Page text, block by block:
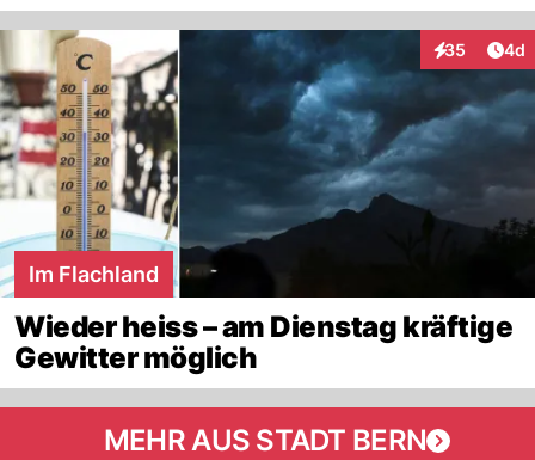
35
Interaktionen
4d
Im Flachland
Wieder heiss – am Dienstag kräftige
Gewitter möglich
MEHR AUS STADT BERN